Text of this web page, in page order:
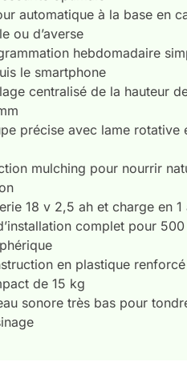
automatique à la base en
ou d’averse
hebdomadaire
le smartphone
centralisé de la hauteur
précise avec lame rotative
mulching pour nourrir
18 v 2,5 ah et charge en
complet pour
en plastique
de 15 kg
sonore très bas pour